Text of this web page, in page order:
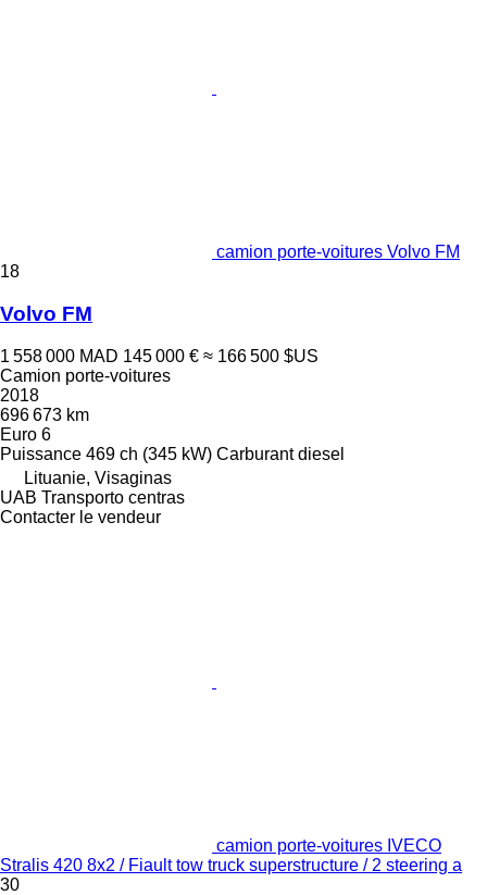
camion porte-voitures Volvo FM
18
Volvo FM
1 558 000 MAD 145 000 € ≈ 166 500 $US
Camion porte-voitures
2018
696 673 km
Euro 6
Puissance 469 ch (345 kW) Carburant diesel
Lituanie, Visaginas
UAB Transporto centras
Contacter le vendeur
camion porte-voitures IVECO
Stralis 420 8x2 / Fiault tow truck superstructure / 2 steering a
30